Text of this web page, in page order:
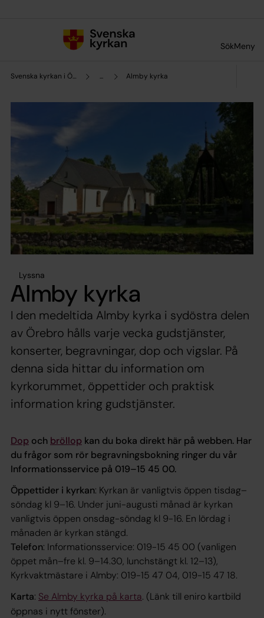
SökMeny
Svenska kyrkan i Örebro ... Almby kyrka
Lyssna
Almby kyrka
I den medeltida Almby kyrka i sydöstra delen
av Örebro hålls varje vecka gudstjänster,
konserter, begravningar, dop och vigslar. På
denna sida hittar du information om
kyrkorummet, öppettider och praktisk
information kring gudstjänster.
Dop och bröllop kan du boka direkt här på webben. Har
du frågor som rör begravningsbokning ringer du vår
Informationsservice på 019–15 45 00.
Öppettider i kyrkan: Kyrkan är vanligtvis öppen tisdag–
söndag kl 9–16. Under juni-augusti månad är kyrkan
vanligtvis öppen onsdag-söndag kl 9-16. En lördag i
månaden är kyrkan stängd.
Telefon: Informationsservice: 019-15 45 00 (vanligen
öppet mån–fre kl. 9–14.30, lunchstängt kl. 12–13),
Kyrkvaktmästare i Almby: 019-15 47 04, 019-15 47 18.
Karta: Se Almby kyrka på karta. (Länk till eniro kartbild
öppnas i nytt fönster).